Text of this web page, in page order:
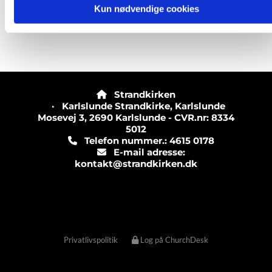
Kun nødvendige cookies

Strandkirken
· Karlslunde Strandkirke, Karlslunde
Mosevej 3, 2690 Karlslunde - CVR.nr: 8334
5012
Telefon nummer.: 4615 0178
E-mail adresse:
kontakt@strandkirken.dk
Privatlivspolitik Log på ChurchDesk